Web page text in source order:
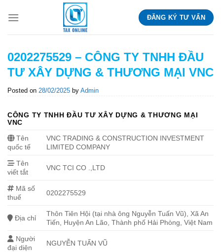
ĐĂNG KÝ TƯ VẤN
0202275529 – CÔNG TY TNHH ĐẦU
TƯ XÂY DỰNG & THƯƠNG MẠI VNC
Posted on 28/02/2025 by Admin
CÔNG TY TNHH ĐẦU TƯ XÂY DỰNG & THƯƠNG MẠI
VNC
Tên
quốc tế
VNC TRADING & CONSTRUCTION INVESTMENT
LIMITED COMPANY
Tên
viết tắt
VNC TCI CO .,LTD
Mã số
thuế
0202275529
Địa chỉ
Thôn Tiên Hội (tại nhà ông Nguyễn Tuấn Vũ), Xã An
Tiến, Huyện An Lão, Thành phố Hải Phòng, Việt Nam
Người
đại diện
NGUYỄN TUẤN VŨ